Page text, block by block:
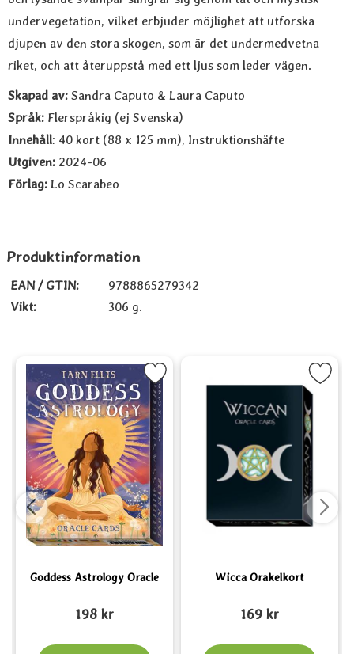
undervegetation, vilket erbjuder möjlighet att utforska
djupen av den stora skogen, som är det undermedvetna
riket, och att återuppstå med ett ljus som leder vägen.
Skapad av: Sandra Caputo & Laura Caputo
Språk: Flerspråkig (ej Svenska)
Innehåll: 40 kort (88 x 125 mm), Instruktionshäfte
Utgiven: 2024-06
Förlag: Lo Scarabeo
Produktinformation
EAN / GTIN:
9788865279342
Vikt:
306 g.
som favorit
Goddess Astrology Oracle
Art. nr 6622198 kr
Markera Goddess Astrology Oracle som favorit
Wicca Orakelkort
Art. nr 1303169 kr
Markera Wicca